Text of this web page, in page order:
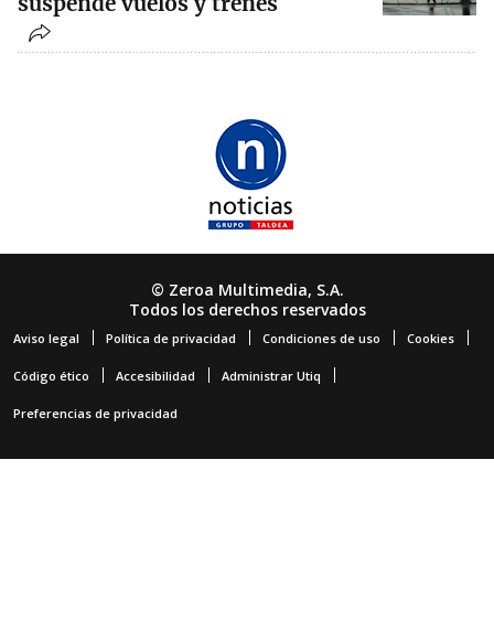
© Zeroa Multimedia, S.A.
Todos los derechos reservados
Aviso legal Política de privacidad Condiciones de uso Cookies
Código ético Accesibilidad Administrar Utiq
Preferencias de privacidad